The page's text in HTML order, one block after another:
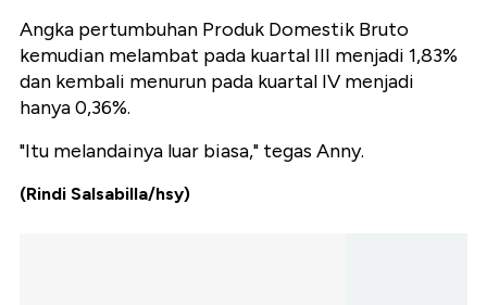
Angka pertumbuhan Produk Domestik Bruto
kemudian melambat pada kuartal III menjadi 1,83%
dan kembali menurun pada kuartal IV menjadi
hanya 0,36%.
"Itu melandainya luar biasa," tegas Anny.
(Rindi Salsabilla/hsy)